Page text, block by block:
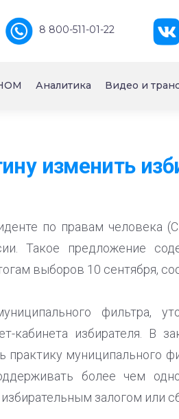
8 800-511-01-22
Аналитика Видео и
изменить
по правам человека
Такое предложение
выборов 10 сентября,
фильтра,
кабинета избирателя. В
практику муниципального
более чем
залогом или